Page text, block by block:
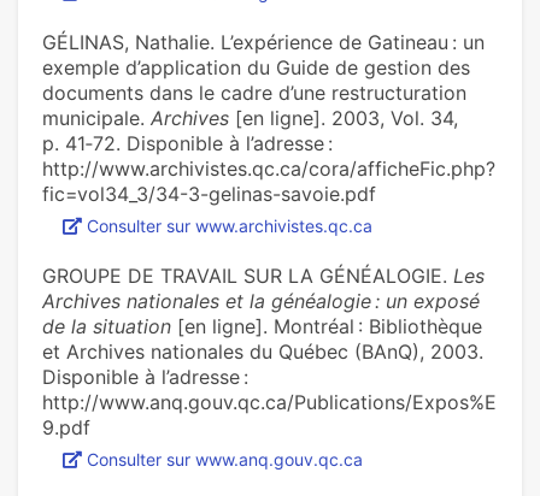
GÉLINAS, Nathalie. L’expérience de Gatineau : un
exemple d’application du Guide de gestion des
documents dans le cadre d’une restructuration
municipale. Archives [en ligne]. 2003, Vol. 34,
p. 41‑72. Disponible à l’adresse :
http://www.archivistes.qc.ca/cora/afficheFic.php?
fic=vol34_3/34-3-gelinas-savoie.pdf
Consulter sur www.archivistes.qc.ca
GROUPE DE TRAVAIL SUR LA GÉNÉALOGIE. Les
Archives nationales et la généalogie : un exposé
de la situation [en ligne]. Montréal : Bibliothèque
et Archives nationales du Québec (BAnQ), 2003.
Disponible à l’adresse :
http://www.anq.gouv.qc.ca/Publications/Expos%E
9.pdf
Consulter sur www.anq.gouv.qc.ca